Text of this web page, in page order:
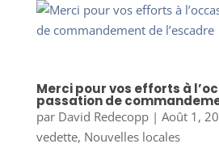
Merci pour vos efforts à
passation de
par David Redecopp| Août 1,
vedette, Nouvelles locales